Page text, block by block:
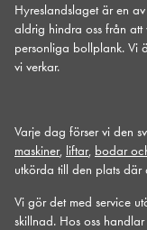
Hyreslandslaget är en
aldrig hindra oss från
personliga bollplank. Vi
vi verkar.
Varje dag förser vi den
maskiner, liftar, bodar
utkörda till den plats där
Vi gör det med service
skillnad. Hos oss